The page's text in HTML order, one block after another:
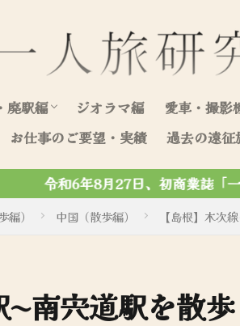
廃駅編
（駅編）
（駅編）
（駅編）
ジオラマ編 愛車・撮影
愛車写真集
愛車整備・
お仕事のご要望・実績
過去の遠征
業誌「一人旅研究会 ノスタルジッ
編） 中国（散歩編） 【島根】木次
南宍道駅を散歩